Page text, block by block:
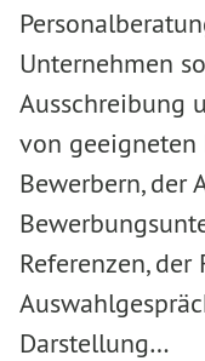
Unternehmen
Ausschreibung
von geeigneten
Bewerbern, der
Referenzen,
Darstellung…